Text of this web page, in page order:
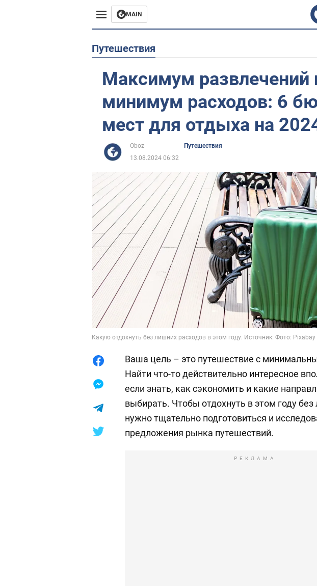
MAIN
Жизнь
Путешествия
Максимум развлечений
минимум расходов: 6
мест для отдыха на
Oboz
Путешествия
13.08.2024 06:32
Какую отдохнуть без лишних расходов в этом году. Источник: Фото: Pixabay
Ваша цель – это путешествие с
Найти что-то действительно интересное
если знать, как сэкономить и какие
выбирать. Чтобы отдохнуть в этом году без
нужно тщательно подготовиться и
предложения рынка путешествий.
РЕКЛАМА